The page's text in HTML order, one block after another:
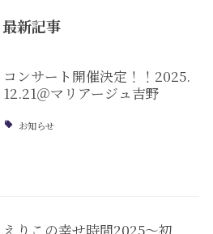
最新記事
コンサート開催決定！！2025.
12.21＠マリアージュ吉野
お知らせ
えりこの幸せ時間2025〜初